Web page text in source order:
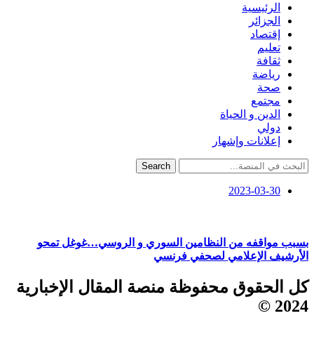
الرئيسية
الجزائر
إقتصاد
تعليم
ثقافة
رياضة
صحة
مجتمع
الدين و الحياة
دولي
إعلانات وإشهار
Search
2023-03-30
بسبب مواقفه من النظامين السوري و الروسي…غوغل تمحو
الأرشيف الإعلامي لصحفي فرنسي
كل الحقوق محفوظة منصة المقال الإخبارية
2024 ©